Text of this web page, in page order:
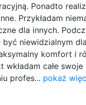
Ponadto
Przykładam
dla innych.
być niewidzialnym
komfort i
całe swoje
profes... pokaż